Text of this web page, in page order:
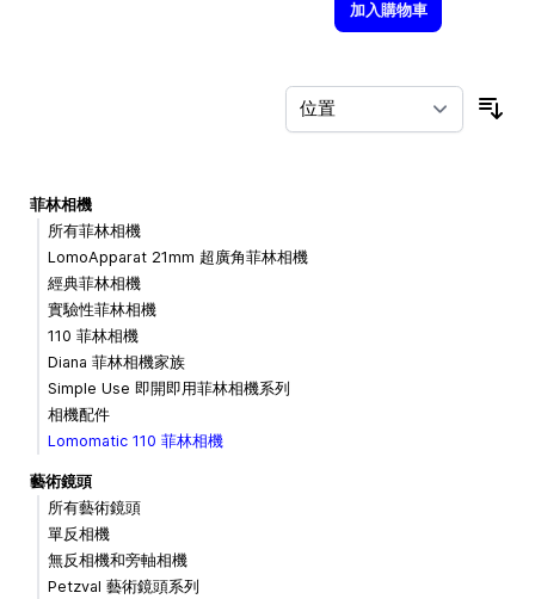
加入購物車
菲林相機
所有菲林相機
LomoApparat 21mm 超廣角菲林相機
經典菲林相機
實驗性菲林相機
110 菲林相機
Diana 菲林相機家族
Simple Use 即開即用菲林相機系列
相機配件
Lomomatic 110 菲林相機
藝術鏡頭
所有藝術鏡頭
單反相機
無反相機和旁軸相機
Petzval 藝術鏡頭系列